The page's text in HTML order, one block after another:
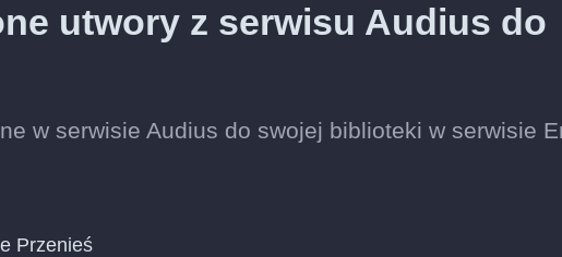
utwory z serwisu Audius do
w serwisie Audius do swojej biblioteki w serwisie
Przenieś